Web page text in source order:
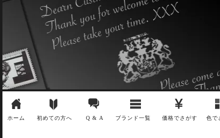
ホーム 初めての方へ Q & A ブランド一覧 価格でさがす 色で